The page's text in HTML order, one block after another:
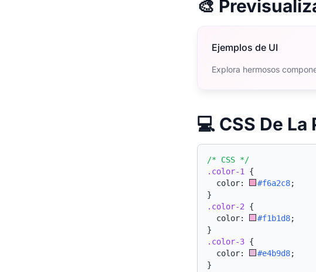
🎨
Ejemplos de UI
Explora hermosos
💻 CSS De
/* CSS */
.color-1
{
  color:
#f6a2c8;
}
.color-2 {
  color:
#f1b1d8;
}
.color-3 {
  color:
#e4b9d8;
}